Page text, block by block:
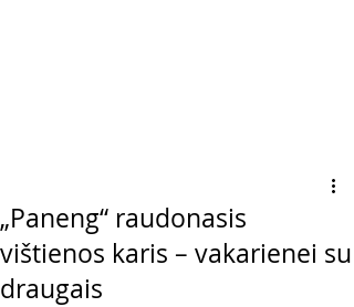
„Paneng“ raudonasis
vištienos karis – vakarienei su
draugais